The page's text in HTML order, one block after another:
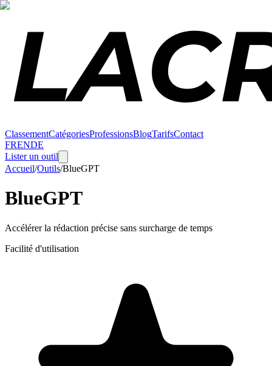
ClassementCatégoriesProfessionsBlogTarifsContact
FRENDE
Lister un outil
Accueil/Outils/BlueGPT
BlueGPT
Accélérer la rédaction précise sans surcharge de temps
Facilité d'utilisation